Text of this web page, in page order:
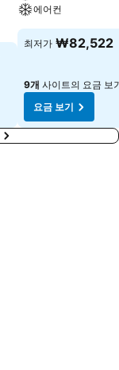
에어컨
최저가 ₩82,522
9개 사이트의 요금 보
요금 보기